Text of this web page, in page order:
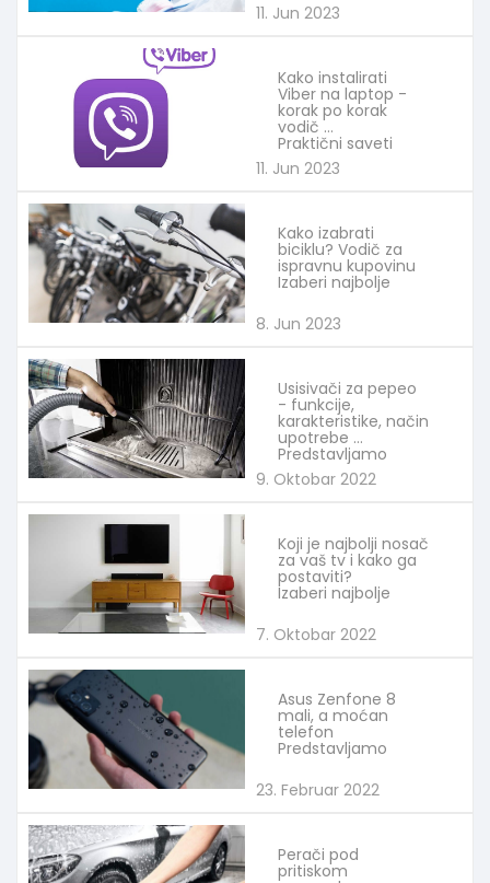
11. Jun 2023
Kako instalirati
Viber na laptop -
korak po korak
vodič
Praktični saveti
11. Jun 2023
Kako izabrati
biciklu? Vodič za
ispravnu kupovinu
Izaberi najbolje
8. Jun 2023
Usisivači za pepeo
- funkcije,
karakteristike, način
upotrebe
Predstavljamo
9. Oktobar 2022
Koji je najbolji nosač
za vaš tv i kako ga
postaviti?
Izaberi najbolje
7. Oktobar 2022
Asus Zenfone 8
mali, a moćan
telefon
Predstavljamo
23. Februar 2022
Perači pod
pritiskom